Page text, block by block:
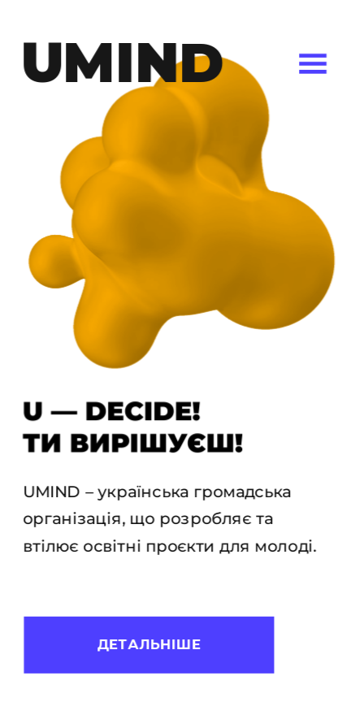
UMIND
ДЕТАЛЬНІШЕ
UMIND – українська громадська
організація, що розробляє та
втілює освітні проєкти для молоді.